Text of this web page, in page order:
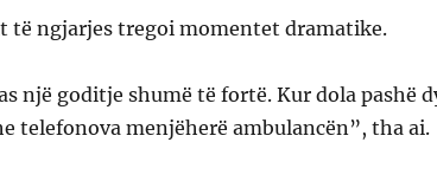
të ngjarjes tregoi momentet dramatike.
një goditje shumë të fortë. Kur dola pashë
telefonova menjëherë ambulancën”, tha ai.